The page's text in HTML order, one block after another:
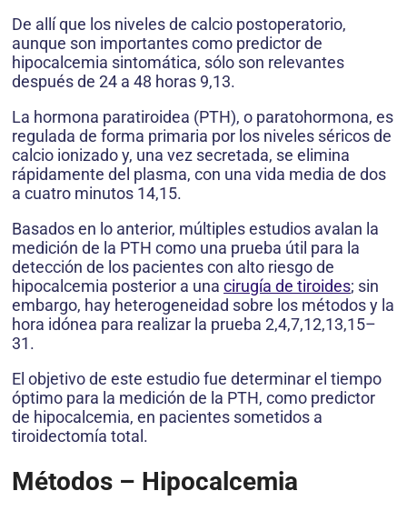
De allí que los niveles de calcio postoperatorio,
aunque son importantes como predictor de
hipocalcemia sintomática, sólo son relevantes
después de 24 a 48 horas 9,13.
La hormona paratiroidea (PTH), o paratohormona, es
regulada de forma primaria por los niveles séricos de
calcio ionizado y, una vez secretada, se elimina
rápidamente del plasma, con una vida media de dos
a cuatro minutos 14,15.
Basados en lo anterior, múltiples estudios avalan la
medición de la PTH como una prueba útil para la
detección de los pacientes con alto riesgo de
hipocalcemia posterior a una cirugía de tiroides; sin
embargo, hay heterogeneidad sobre los métodos y la
hora idónea para realizar la prueba 2,4,7,12,13,15–
31.
El objetivo de este estudio fue determinar el tiempo
óptimo para la medición de la PTH, como predictor
de hipocalcemia, en pacientes sometidos a
tiroidectomía total.
Métodos – Hipocalcemia